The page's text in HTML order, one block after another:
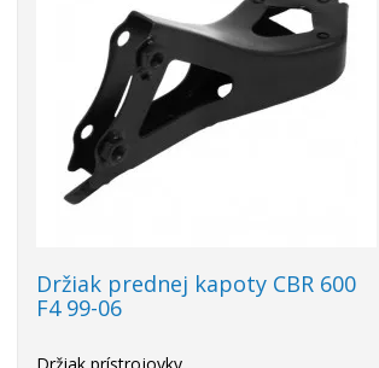
Držiak prednej kapoty CBR 600
F4 99-06